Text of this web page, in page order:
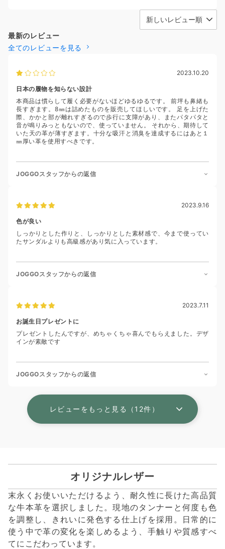
最新のレビュー
全てのレビューを見る
2023.10.20
日本の履物を知らない設計
本商品は慣らして履く必要がないほどゆるゆるです。 前坪も鼻緒も
長すぎます。8㎜は詰めたものを販売してほしいです。 足を上げた
際、かかと部が離れすぎるので歩行に支障があり、またパタパタと
音が鳴りみっともないので、使っていません。 それから、期待して
いた天の革が薄すぎます。十分な吸汗と消臭を達成するにはあと１
㎜厚い革を使用すべきです。
JOGGOスタッフからの返信
2023.9.16
色が良い
しっかりとした作りと、しっかりとした素材感で、今まで使ってい
たサンダルよりも高級感があり気に入っています。
JOGGOスタッフからの返信
2023.7.11
お誕生日プレゼントに
プレゼントしたんですが、めちゃくちゃ喜んでもらえました。デザ
インが素敵です
JOGGOスタッフからの返信
レビューをもっと見る（12件）
オリジナルレザー
末永くお使いいただけるよう、耐久性に長けた高品質
な牛本革を選択しました。現地のタンナーと何度も色
を調整し、きれいに発色する仕上げを採用。日常的に
使う中で革の変化を楽しめるよう、手触りや質感すべ
てにこだわっています。